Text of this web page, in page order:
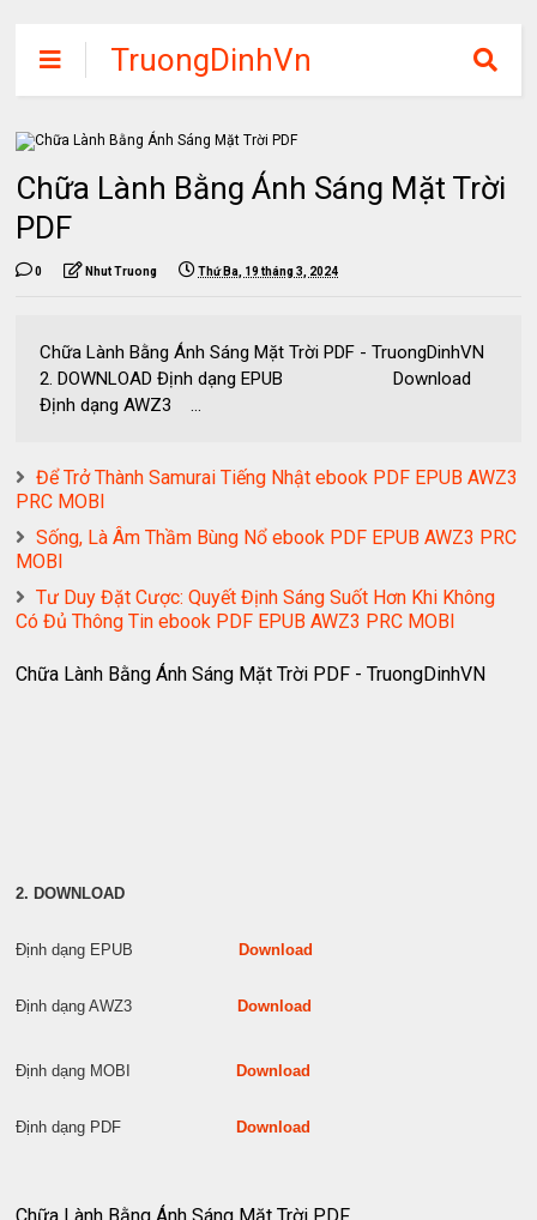
TruongDinhVn
Chia sẽ ebook,
các khóa học,
phần mềm học
tập miễn phí
Chữa Lành Bằng Ánh Sáng Mặt Trời
PDF
0 Nhut Truong Thứ Ba, 19 tháng 3, 2024
Chữa Lành Bằng Ánh Sáng Mặt Trời PDF - TruongDinhVN
2. DOWNLOAD Định dạng EPUB Download
Định dạng AWZ3 ...
Để Trở Thành Samurai Tiếng Nhật ebook PDF EPUB AWZ3
PRC MOBI
Sống, Là Âm Thầm Bùng Nổ ebook PDF EPUB AWZ3 PRC
MOBI
Tư Duy Đặt Cược: Quyết Định Sáng Suốt Hơn Khi Không
Có Đủ Thông Tin ebook PDF EPUB AWZ3 PRC MOBI
Chữa Lành Bằng Ánh Sáng Mặt Trời PDF - TruongDinhVN
2. DOWNLOAD
Định dạng EPUB Download
Định dạng AWZ3 Download
Định dạng MOBI Download
Định dạng PDF Download